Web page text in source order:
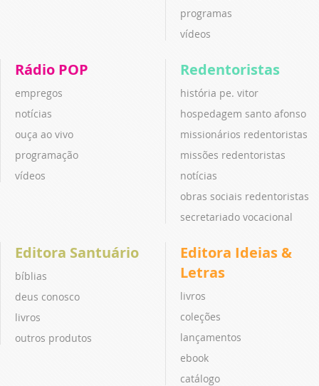
programas
vídeos
Rádio POP
empregos
notícias
ouça ao vivo
programação
vídeos
Redentoristas
história pe. vitor
hospedagem santo afonso
missionários redentoristas
missões redentoristas
notícias
obras sociais redentoristas
secretariado vocacional
Editora Santuário
bíblias
deus conosco
livros
outros produtos
Editora Ideias &
Letras
livros
coleções
lançamentos
ebook
catálogo